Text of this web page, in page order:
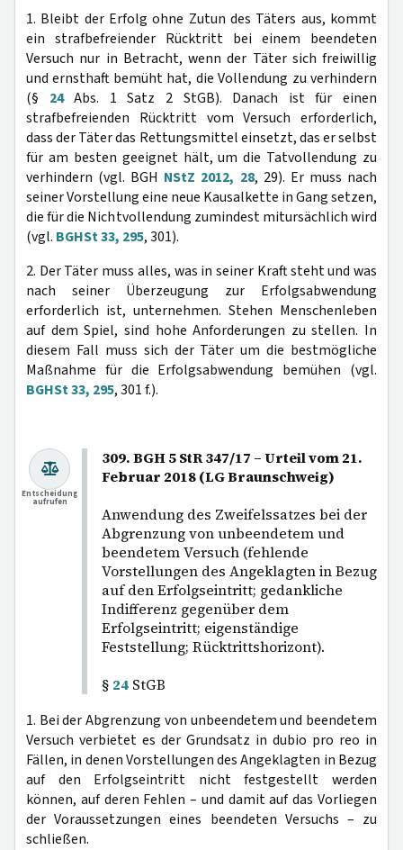
1. Bleibt der Erfolg ohne Zutun des Täters aus, kommt
ein strafbefreiender Rücktritt bei einem beendeten
Versuch nur in Betracht, wenn der Täter sich freiwillig
und ernsthaft bemüht hat, die Vollendung zu verhindern
(§ 24Abs. 1 Satz 2 StGB). Danach ist für einen
strafbefreienden Rücktritt vom Versuch erforderlich,
dass der Täter das Rettungsmittel einsetzt, das er selbst
für am besten geeignet hält, um die Tatvollendung zu
verhindern (vgl. BGH NStZ 2012, 28, 29). Er muss nach
seiner Vorstellung eine neue Kausalkette in Gang setzen,
die für die Nichtvollendung zumindest mitursächlich wird
(vgl. BGHSt 33, 295, 301).
2. Der Täter muss alles, was in seiner Kraft steht und was
nach seiner Überzeugung zur Erfolgsabwendung
erforderlich ist, unternehmen. Stehen Menschenleben
auf dem Spiel, sind hohe Anforderungen zu stellen. In
diesem Fall muss sich der Täter um die bestmögliche
Maßnahme für die Erfolgsabwendung bemühen (vgl.
BGHSt 33, 295, 301 f.).
309. BGH 5 StR 347/17 – Urteil vom 21.
Februar 2018 (LG Braunschweig)
Anwendung des Zweifelssatzes bei der
Abgrenzung von unbeendetem und
beendetem Versuch (fehlende
Vorstellungen des Angeklagten in Bezug
auf den Erfolgseintritt; gedankliche
Indifferenz gegenüber dem
Erfolgseintritt; eigenständige
Feststellung; Rücktrittshorizont).
§ 24 StGB
Entscheidung
aufrufen
1. Bei der Abgrenzung von unbeendetem und beendetem
Versuch verbietet es der Grundsatz in dubio pro reo in
Fällen, in denen Vorstellungen des Angeklagten in Bezug
auf den Erfolgseintritt nicht festgestellt werden
können, auf deren Fehlen – und damit auf das Vorliegen
der Voraussetzungen eines beendeten Versuchs – zu
schließen.